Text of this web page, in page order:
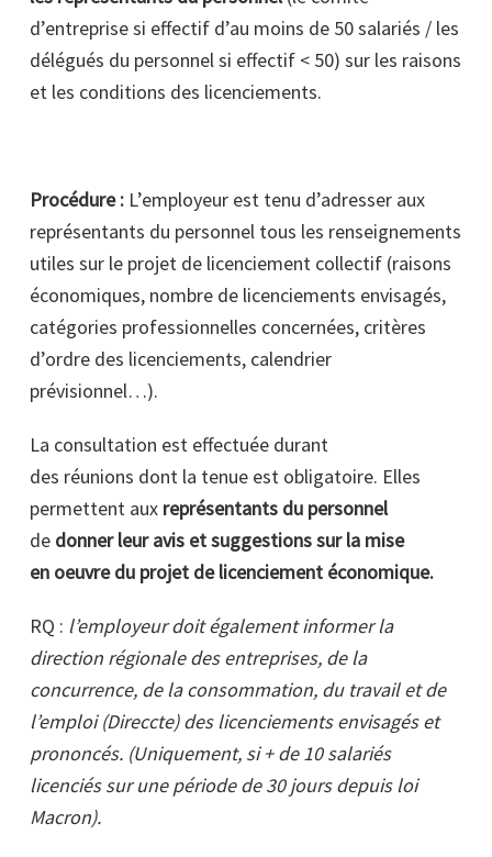
d’entreprise si effectif d’au moins de 50 salariés / les
délégués du personnel si effectif < 50) sur les raisons
et les conditions des licenciements.
Procédure : L’employeur est tenu d’adresser aux
représentants du personnel tous les renseignements
utiles sur le projet de licenciement collectif (raisons
économiques, nombre de licenciements envisagés,
catégories professionnelles concernées, critères
d’ordre des licenciements, calendrier
prévisionnel…).
La consultation est effectuée durant
des réunions dont la tenue est obligatoire. Elles
permettent aux représentants du personnel
de donner leur avis et suggestions sur la mise
en oeuvre du projet de licenciement économique.
RQ : l’employeur doit également informer la
direction régionale des entreprises, de la
concurrence, de la consommation, du travail et de
l’emploi (Direccte) des licenciements envisagés et
prononcés. (Uniquement, si + de 10 salariés
licenciés sur une période de 30 jours depuis loi
Macron).